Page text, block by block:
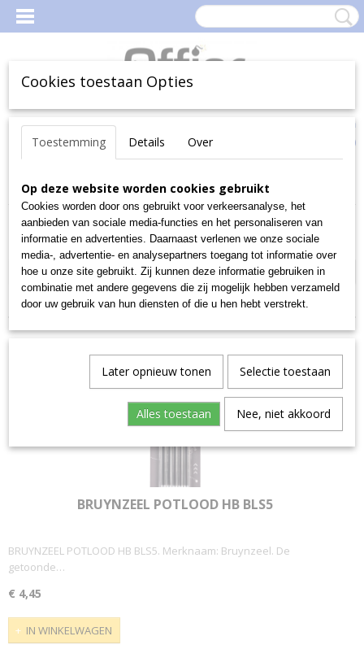
Inloggen Registreren
Uw Winkelwagen
(0)
Home >OUTLET
Sorteer op:
« 1 ••• 15 16 17 18 19 20 21 22
BRUYNZEEL POTLOOD HB BLS5
BRUYNZEEL POTLOOD HB BLS5. Merknaam: Bruynzeel. De
getoonde…
€ 4,45
IN WINKELWAGEN
Cookies toestaan Opties
Toestemming Details Over
Op deze website worden cookies gebruikt
Cookies worden door ons gebruikt voor verkeersanalyse, het
aanbieden van sociale media-functies en het personaliseren van
informatie en advertenties. Daarnaast verlenen we onze sociale
media-, advertentie- en analysepartners toegang tot informatie over
hoe u onze site gebruikt. Zij kunnen deze informatie gebruiken in
combinatie met andere gegevens die zij mogelijk hebben verzameld
door uw gebruik van hun diensten of die u hen hebt verstrekt.
Later opnieuw tonen Selectie toestaan
Alles toestaan Nee, niet akkoord